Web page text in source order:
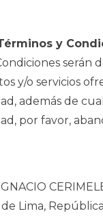
y
serán
y/o servicios
además de
por favor,
Lima,